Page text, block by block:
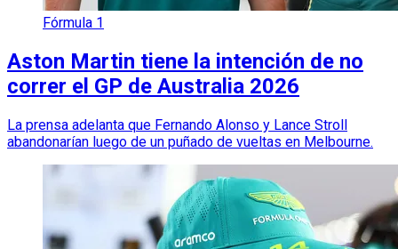
Fórmula 1
Aston Martin tiene la intención de no
correr el GP de Australia 2026
La prensa adelanta que Fernando Alonso y Lance Stroll
abandonarían luego de un puñado de vueltas en Melbourne.